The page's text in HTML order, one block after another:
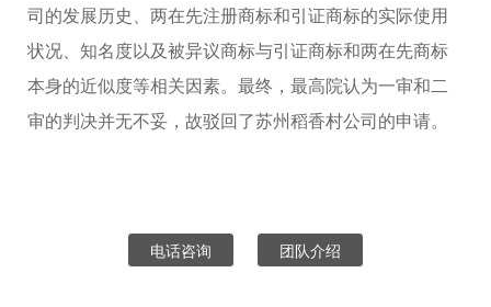
司的发展历史、两在先注册商标和引证商标的实际使用
状况、知名度以及被异议商标与引证商标和两在先商标
本身的近似度等相关因素。最终，最高院认为一审和二
审的判决并无不妥，故驳回了苏州稻香村公司的申请。
电话咨询 团队介绍